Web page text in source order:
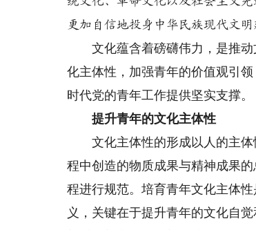
更加自信地投身中华民族现代文明
文化蕴含着磅礴伟力，是推动
化主体性，加强青年的价值观引
时代党的青年工作提供坚实支撑。
提升青年的文化主体性
文化主体性的形成以人的主体
程中创造的物质成果与精神成果
程进行规范。培育青年文化主体
义，关键在于提升青年的文化自